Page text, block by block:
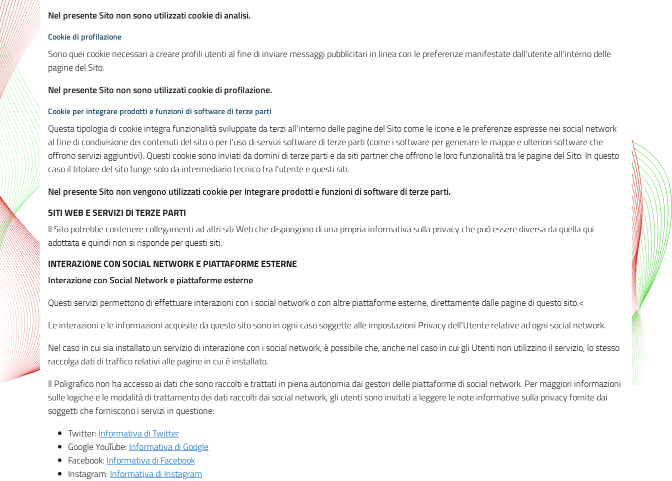
Nel presente Sito non sono utilizzati cookie di analisi.
Cookie di profilazione
Sono quei cookie necessari a creare profili utenti al fine di inviare messaggi pubblicitari in linea con le preferenze manifestate dall'utente all'interno delle
pagine del Sito.
Nel presente Sito non sono utilizzati cookie di profilazione.
Cookie per integrare prodotti e funzioni di software di terze parti
Questa tipologia di cookie integra funzionalità sviluppate da terzi all'interno delle pagine del Sito come le icone e le preferenze espresse nei social network
al fine di condivisione dei contenuti del sito o per l'uso di servizi software di terze parti (come i software per generare le mappe e ulteriori software che
offrono servizi aggiuntivi). Questi cookie sono inviati da domini di terze parti e da siti partner che offrono le loro funzionalità tra le pagine del Sito. In questo
caso il titolare del sito funge solo da intermediario tecnico fra l'utente e questi siti.
Nel presente Sito non vengono utilizzati cookie per integrare prodotti e funzioni di software di terze parti.
SITI WEB E SERVIZI DI TERZE PARTI
Il Sito potrebbe contenere collegamenti ad altri siti Web che dispongono di una propria informativa sulla privacy che può essere diversa da quella qui
adottata e quindi non si risponde per questi siti.
INTERAZIONE CON SOCIAL NETWORK E PIATTAFORME ESTERNE
Interazione con Social Network e piattaforme esterne
Questi servizi permettono di effettuare interazioni con i social network o con altre piattaforme esterne, direttamente dalle pagine di questo sito.<
Le interazioni e le informazioni acquisite da questo sito sono in ogni caso soggette alle impostazioni Privacy dell'Utente relative ad ogni social network.
Nel caso in cui sia installato un servizio di interazione con i social network, è possibile che, anche nel caso in cui gli Utenti non utilizzino il servizio, lo stesso
raccolga dati di traffico relativi alle pagine in cui è installato.
Il Poligrafico non ha accesso ai dati che sono raccolti e trattati in piena autonomia dai gestori delle piattaforme di social network. Per maggiori informazioni
sulle logiche e le modalità di trattamento dei dati raccolti dai social network, gli utenti sono invitati a leggere le note informative sulla privacy fornite dai
soggetti che forniscono i servizi in questione:
Twitter: Informativa di Twitter
Google YouTube: Informativa di Google
Facebook: Informativa di Facebook
Instagram: Informativa di Instagram